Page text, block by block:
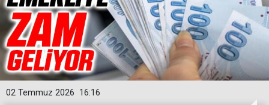
16:16
02 Temmuz 2026